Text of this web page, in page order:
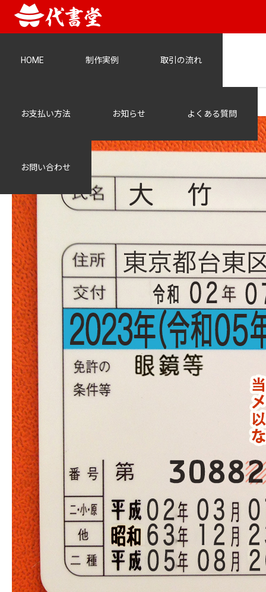
HOME 制作実例 取引の流れ
お支払い方法 お知らせ よくある質問
お問い合わせ